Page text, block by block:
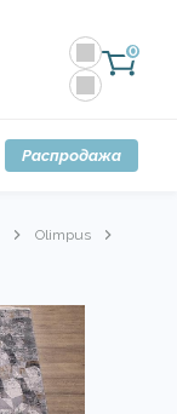
0
Распродажа
Olimpus